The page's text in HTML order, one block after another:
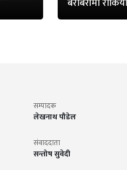
सम्पादक
लेखनाथ पौडेल
संवाददाता
सन्तोष सुवेदी